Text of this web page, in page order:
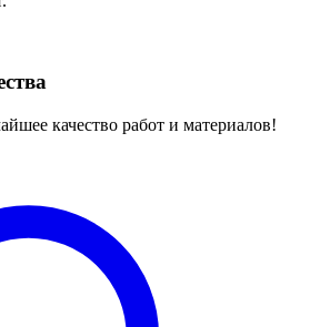
качество работ и материалов!